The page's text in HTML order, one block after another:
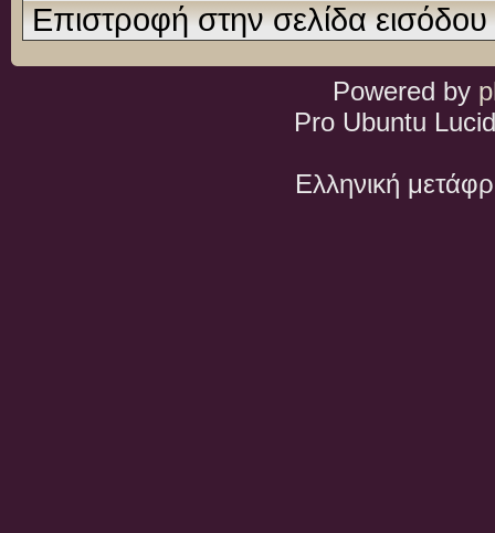
Επιστροφή στην σελίδα εισόδου
Powered by
Pro Ubuntu
Ελληνική